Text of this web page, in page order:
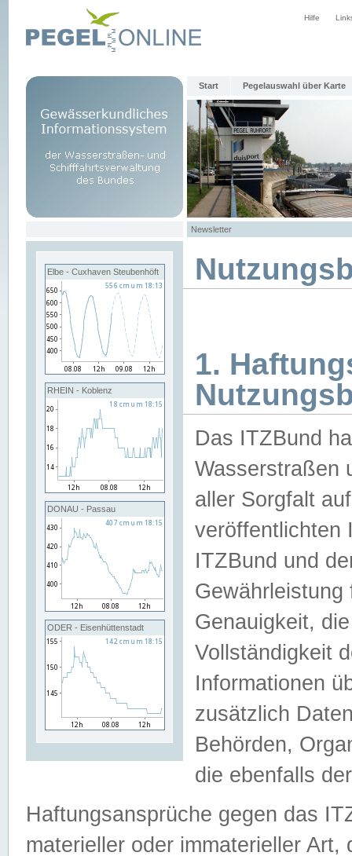
Hilfe
Start Pegelauswahl über Karte
Newsletter
Elbe - Cuxhaven Steubenhöft
RHEIN - Koblenz
DONAU - Passau
ODER - Eisenhüttenstadt
1.
Das ITZBund
Wasserstraßen
aller Sorgfalt
veröffentlichten
ITZBund und
Genauigkeit,
Vollständigkeit
Informationen
zusätzlich
Behörden,
die ebenfalls
Haftungsansprüche gegen das
materieller oder immaterieller